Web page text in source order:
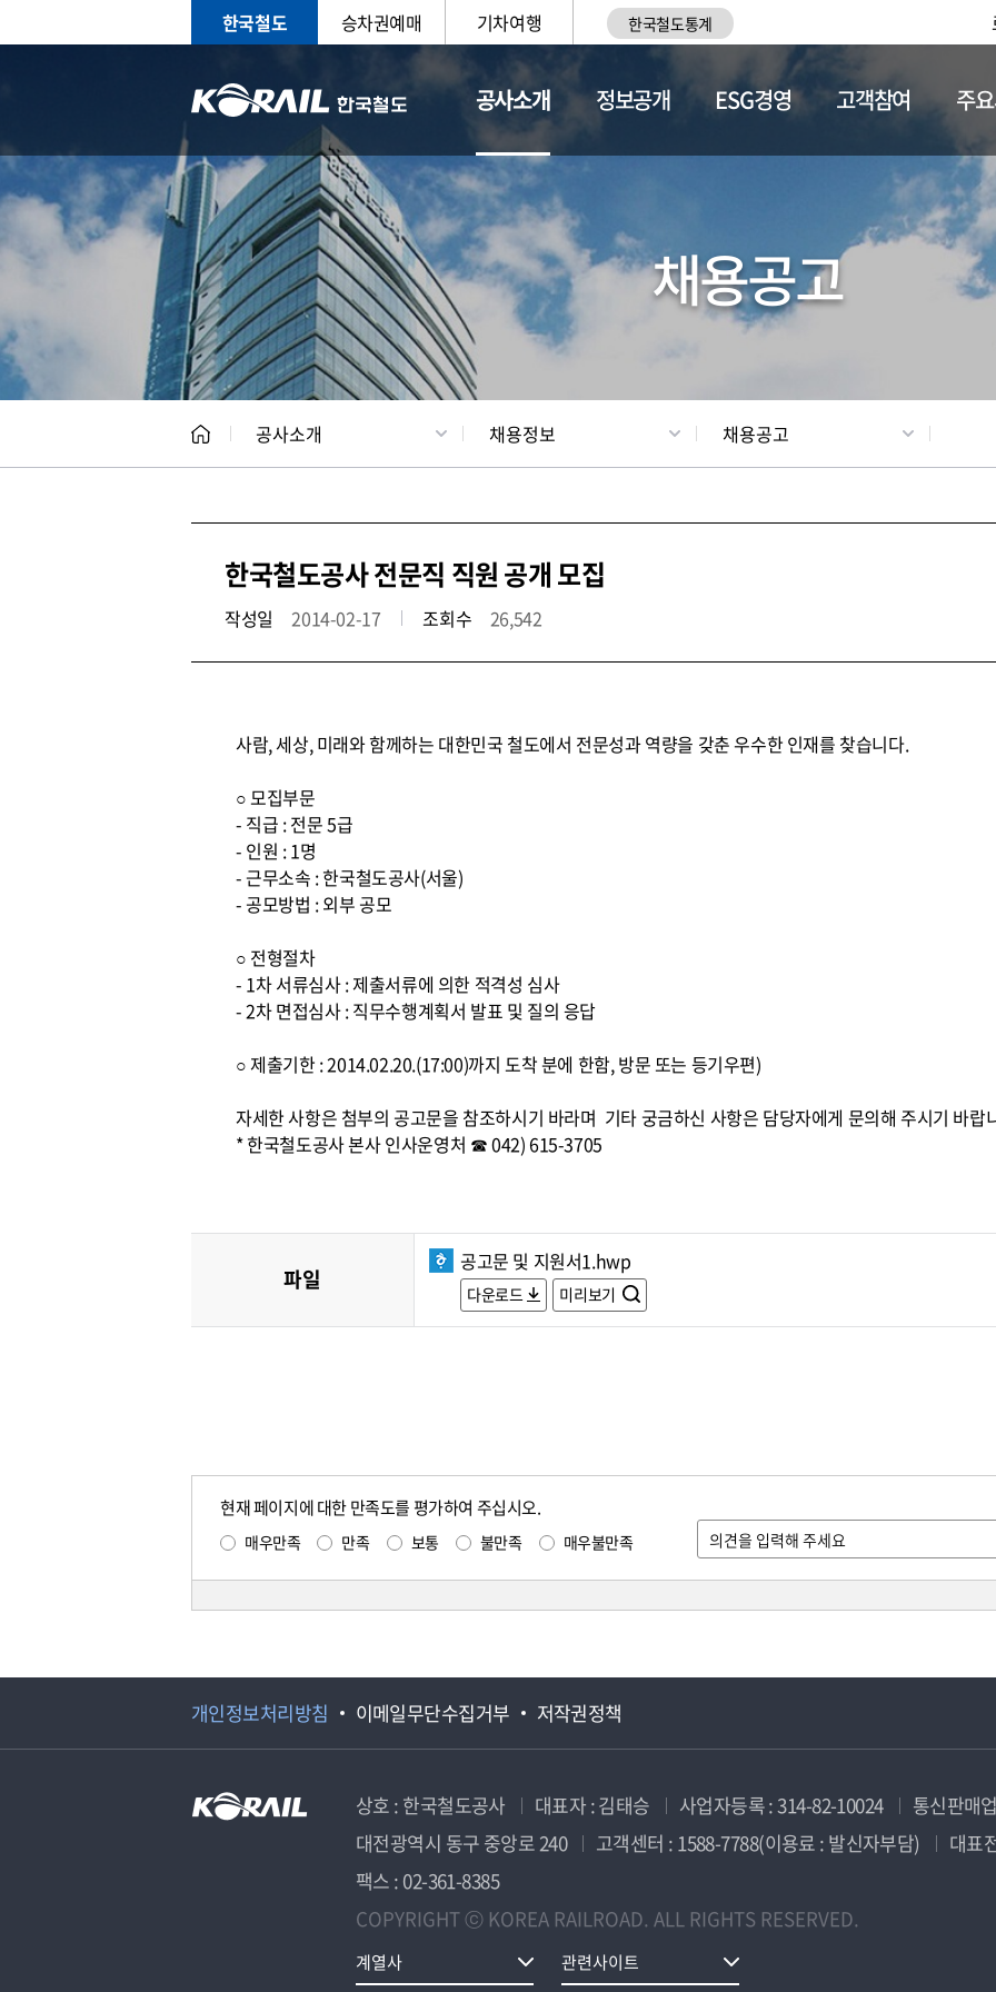
한국철도 승차권예매 기차여행 한국철도통계
공사소개
CEO 일반현황 채용정보
정보공개 ESG경영 고객참여 주
채용공고
공사소개 채용정보 채용공고
한국철도공사 전문직 직원 공개 모집
작성일 2014-02-17 조회수 26,542
사람, 세상, 미래와 함께하는 대한민국 철도에서 전문성과 역량을 갖춘 우수한 인재를 찾습니다.
○ 모집부문
- 직급 : 전문 5급
- 인원 : 1명
- 근무소속 : 한국철도공사(서울)
- 공모방법 : 외부 공모
○ 전형절차
- 1차 서류심사 : 제출서류에 의한 적격성 심사
- 2차 면접심사 : 직무수행계획서 발표 및 질의 응답
○ 제출기한 : 2014.02.20.(17:00)까지 도착 분에 한함, 방문 또는 등기우편)
자세한 사항은 첨부의 공고문을 참조하시기 바라며 기타 궁금하신 사항은 담당자에게 문의해 주시기 바랍
* 한국철도공사 본사 인사운영처 ☎ 042) 615-3705
파일
공고문 및 지원서1.hwp
다운로드 미리보기
현재 페이지에 대한 만족도를 평가하여 주십시오.
매우만족 만족 보통 불만족 매우불만족
개인정보처리방침 이메일무단수집거부 저작권정책
상호 : 한국철도공사 대표자 : 김태승 사업자등록 : 314-82-10024
통신판매
대전광역시 동구 중앙로 240
고객센터 : 1588-7788(이용료 : 발신자부담)
대표
팩스 : 02-361-8385
COPYRIGHT ⓒ KOREA RAILROAD. ALL RIGHTS RESERVED.
계열사 관련사이트